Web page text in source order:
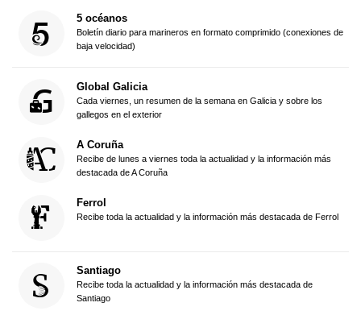
5 océanos
Boletín diario para marineros en formato comprimido (conexiones de
baja velocidad)
Global Galicia
Cada viernes, un resumen de la semana en Galicia y sobre los
gallegos en el exterior
A Coruña
Recibe de lunes a viernes toda la actualidad y la información más
destacada de A Coruña
Ferrol
Recibe toda la actualidad y la información más destacada de Ferrol
Santiago
Recibe toda la actualidad y la información más destacada de
Santiago